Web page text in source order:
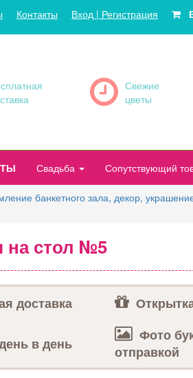
Контакты Вход | Регистрация
Свежие
цветы
Свадьба Сопутствующий
банкетного зала, декор,
на стол №5
доставка
в день
Фото
отправкой